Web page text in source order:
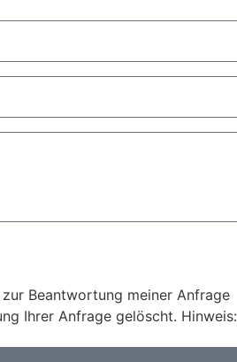
Beantwortung meiner Anfrage
Ihrer Anfrage gelöscht. Hinweis: